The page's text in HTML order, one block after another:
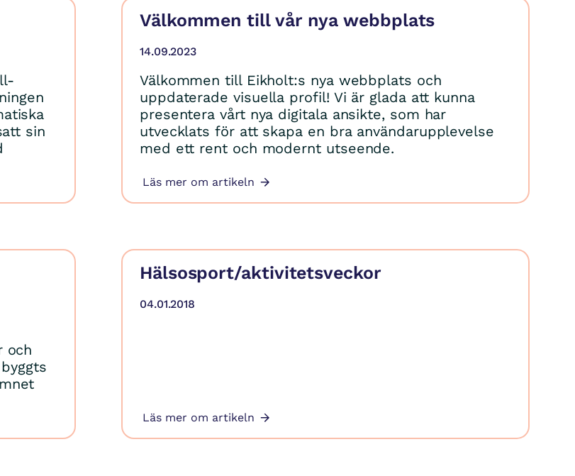
sin
Välkommen till vår nya webbplats
14.09.2023
Välkommen till Eikholt:s nya webbplats och
uppdaterade visuella profil! Vi är glada att kunna
presentera vårt nya digitala ansikte, som har
utvecklats för att skapa en bra användarupplevelse
med ett rent och modernt utseende.
Läs mer om artikeln
och
Hälsosport/aktivitetsveckor
04.01.2018
Läs mer om artikeln